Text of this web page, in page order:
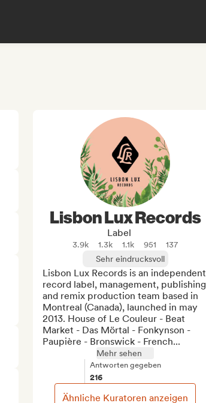
Lisbon Lux Records
Label
3.9k 1.3k 1.1k 951
137
Sehr eindrucksvoll
Lisbon Lux Records is an independent
record label, management, publishing
and remix production team based in
Montreal (Canada), launched in may
2013. House of Le Couleur - Beat
Market - Das Mörtal - Fonkynson -
Paupière - Bronswick - French...
Mehr sehen
Antworten gegeben
216
Ähnliche Kuratoren anzeigen